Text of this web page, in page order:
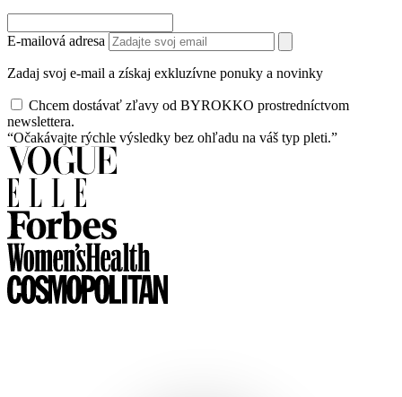
E-mailová adresa
Zadaj svoj e-mail a získaj exkluzívne ponuky a novinky
Chcem dostávať zľavy od BYROKKO prostredníctvom
newslettera.
“Očakávajte rýchle výsledky bez ohľadu na váš typ pleti.”